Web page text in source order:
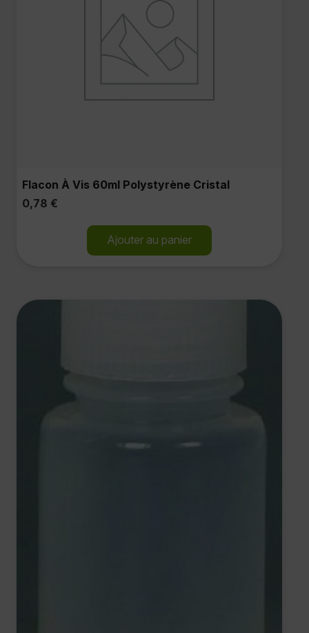
Flacon À Vis 60ml Polystyrène Cristal
0,78 €
Ajouter au panier